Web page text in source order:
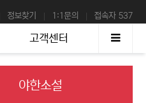
정보찾기 1:1문의 접속자 537
고객센터 사이
야한소설